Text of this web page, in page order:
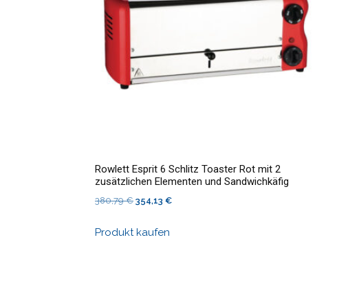
Rowlett Esprit 6 Schlitz Toaster Rot mit 2
zusätzlichen Elementen und Sandwichkäfig
380,79€ Ursprünglicher
war:
354,13 €Aktueller
Produkt kaufen